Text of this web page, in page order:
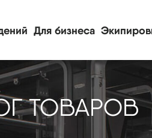
Для бизнеса
ТОВАРОВ